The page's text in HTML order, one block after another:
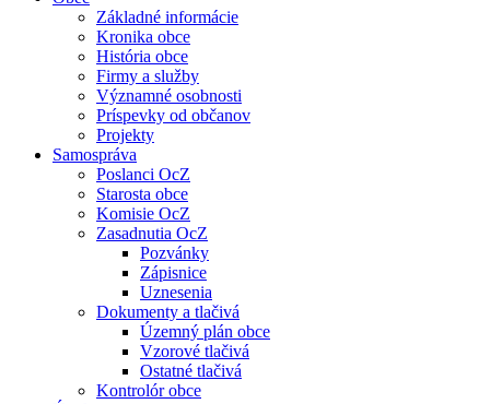
Základné informácie
Kronika obce
História obce
Firmy a služby
Významné osobnosti
Príspevky od občanov
Projekty
Samospráva
Poslanci OcZ
Starosta obce
Komisie OcZ
Zasadnutia OcZ
Pozvánky
Zápisnice
Uznesenia
Dokumenty a tlačivá
Územný plán obce
Vzorové tlačivá
Ostatné tlačivá
Kontrolór obce